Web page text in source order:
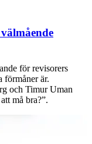
för revisorers
förmåner är.
och Timur Uman
må bra?”.